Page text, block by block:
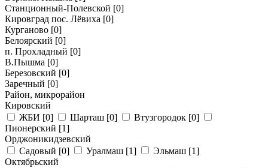
Станционный-Полевской [0]
Кировград пос. Лёвиха [0]
Курганово [0]
Белоярский [0]
п. Прохладный [0]
В.Пышма [0]
Березовский [0]
Заречный [0]
Район, микрорайон
Кировский
ЖБИ [0] Шарташ [0] Втузгородок [0]
Пионерский [1]
Орджоникидзевский
Садовый [0] Уралмаш [1] Эльмаш [1]
Октябрьский